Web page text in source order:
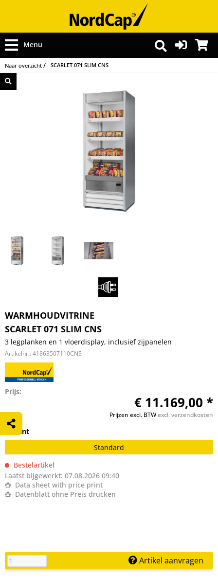
Menu
Naar overzicht SCARLET 071 SLIM CNS
WARMHOUDVITRINE
SCARLET 071 SLIM CNS
3 legplanken en 1 vloerdisplay, inclusief zijpanelen
Artikelnr.: 41863507110CNS
Prijs:
€ 11.169,00 *
Prijzen excl. BTWexcl. verzendkosten
Variant
Standard
Bestelartikel
Laatst bijgewerkt: 07.08.2026 09:40
Data sheet with price print
Datenblatt ohne Preis drucken
Artikel aanvragen